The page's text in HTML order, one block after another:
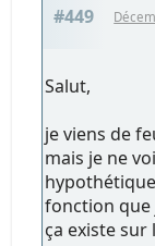
#449
Salut,
je viens de
mais je ne
fonction que
ça existe sur